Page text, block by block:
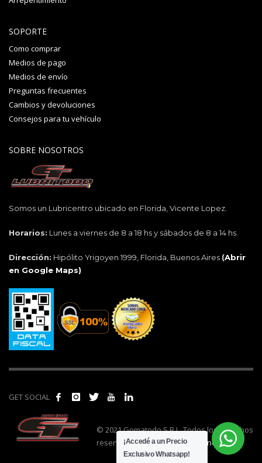
SOPORTE
Como comprar
Medios de pago
Medios de envío
Preguntas frecuentes
Cambios y devoluciones
Consejos para tu vehículo
SOBRE NOSOTROS
Somos un Lubricentro ubicado en Florida, Vicente Lopez.
Horarios: Lunes a viernes de 8 a 18 hs y sábados de 8 a 14 hs.
Dirección: Hipólito Yrigoyen 1999, Florida, Buenos Aires (Abrir
en Google Maps)
GET SOCIAL
© 2021 Gomatodo S.R.L. Todos los derechos
reservados. | Realizado por
cónclave.
¡Accedé a un Precio
Exclusivo Whatsapp!